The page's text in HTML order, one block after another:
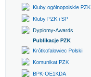
Kluby ogólnopolskie PZK
Kluby PZK i SP
Dyplomy-Awards
Publikacje PZK
Krótkofalowiec Polski
Komunikat PZK
BPK-OE1KDA